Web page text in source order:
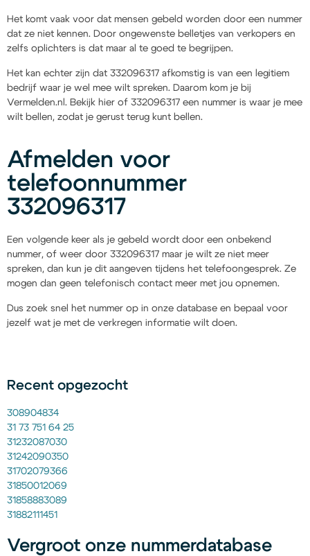
Het komt vaak voor dat mensen gebeld worden door een nummer
dat ze niet kennen. Door ongewenste belletjes van verkopers en
zelfs oplichters is dat maar al te goed te begrijpen.
Het kan echter zijn dat 332096317 afkomstig is van een legitiem
bedrijf waar je wel mee wilt spreken. Daarom kom je bij
Vermelden.nl. Bekijk hier of 332096317 een nummer is waar je mee
wilt bellen, zodat je gerust terug kunt bellen.
Afmelden voor
telefoonnummer
332096317
Een volgende keer als je gebeld wordt door een onbekend
nummer, of weer door 332096317 maar je wilt ze niet meer
spreken, dan kun je dit aangeven tijdens het telefoongesprek. Ze
mogen dan geen telefonisch contact meer met jou opnemen.
Dus zoek snel het nummer op in onze database en bepaal voor
jezelf wat je met de verkregen informatie wilt doen.
Recent opgezocht
308904834
31 73 751 64 25
31232087030
31242090350
31702079366
31850012069
31858883089
31882111451
Vergroot onze nummerdatabase